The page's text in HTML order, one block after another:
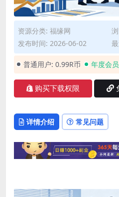
资源分类: 福缘网
发布时间: 2026-06-02
普通用户: 0.99R币 年度会
购买下载权限
详情介绍 常见问题